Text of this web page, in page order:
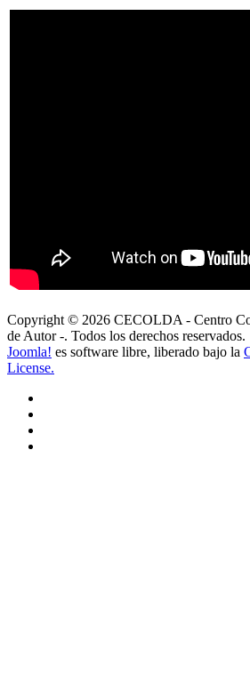
Copyright © 2026 CECOLDA - Centro
de Autor -. Todos los derechos reservados.
Joomla! es software libre, liberado bajo la
License.